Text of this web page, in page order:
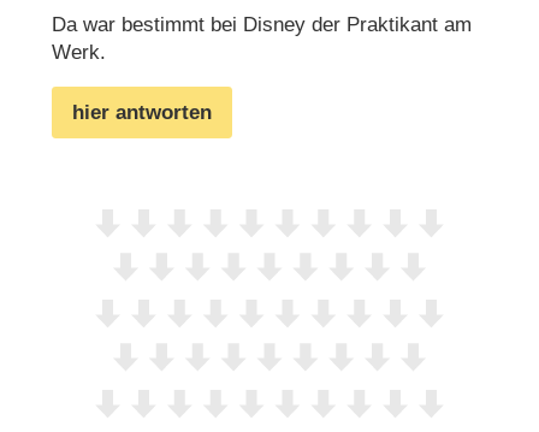
Da war bestimmt bei Disney der Praktikant am
Werk.
hier antworten